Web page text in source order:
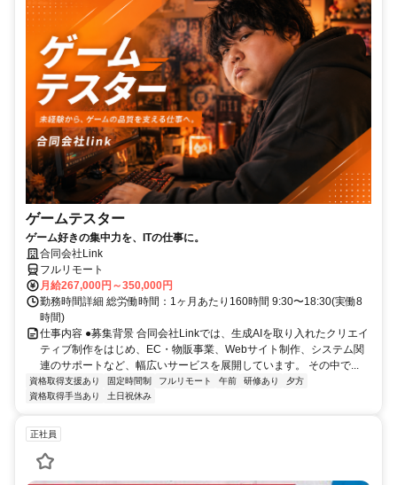
ゲームテスター
ゲーム好きの集中力を、ITの仕事に。
合同会社Link
フルリモート
月給267,000円～350,000円
勤務時間詳細 総労働時間：1ヶ月あたり160時間 9:30〜18:30(実働8
時間)
仕事内容 ●募集背景 合同会社Linkでは、生成AIを取り入れたクリエイ
ティブ制作をはじめ、EC・物販事業、Webサイト制作、システム関
連のサポートなど、幅広いサービスを展開しています。 その中で...
資格取得支援あり 固定時間制 フルリモート 午前 研修あり
夕方
資格取得手当あり
土日祝休み
正社員